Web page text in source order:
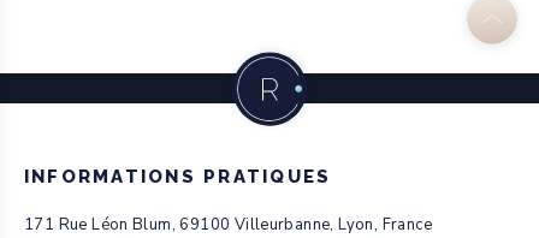
INFORMATIONS PRATIQUES
171 Rue Léon Blum, 69100 Villeurbanne, Lyon, France